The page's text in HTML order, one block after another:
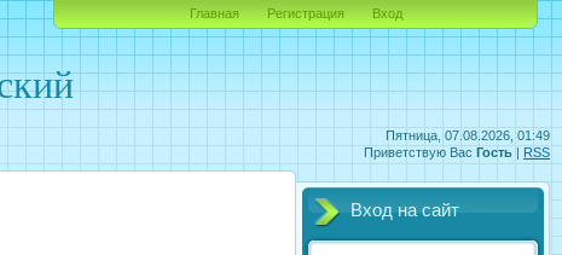
Пятница, 07.08.2026, 01:49
Приветствую Вас Гость | RSS
Главная Регистрация Вход
Вход на сайт